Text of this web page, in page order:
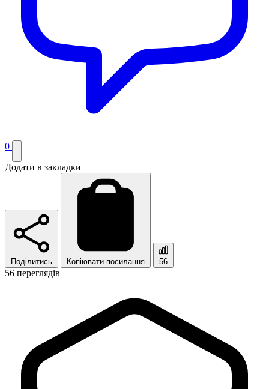
0
Додати в закладки
Поділитись Копіювати посилання 56
56 переглядів